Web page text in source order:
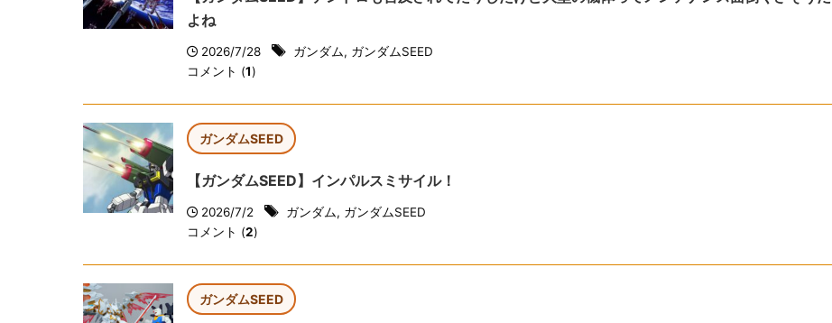
よね
2026/7/28 ガンダム, ガンダムSEED
コメント (1)
ガンダムSEED
【ガンダムSEED】インパルスミサイル！
2026/7/2 ガンダム, ガンダムSEED
コメント (2)
ガンダムSEED